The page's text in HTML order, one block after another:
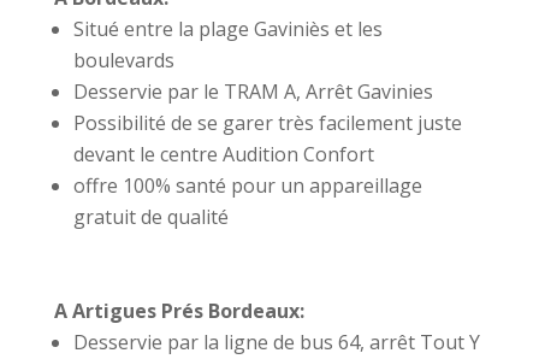
Situé entre la plage Gaviniès et les
boulevards
Desservie par le TRAM A, Arrêt Gavinies
Possibilité de se garertrès facilement juste
devant le centre Audition Confort
offre 100% santé pour un appareillage
gratuit de qualité
A Artigues Prés Bordeaux:
Desservie par la ligne de bus 64, arrêt Tout Y